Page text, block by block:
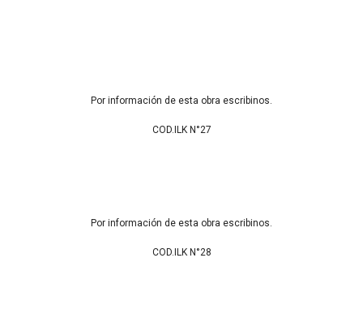
Por información de esta obra escribinos.
COD.ILK N°27
Por información de esta obra escribinos.
COD.ILK N°28